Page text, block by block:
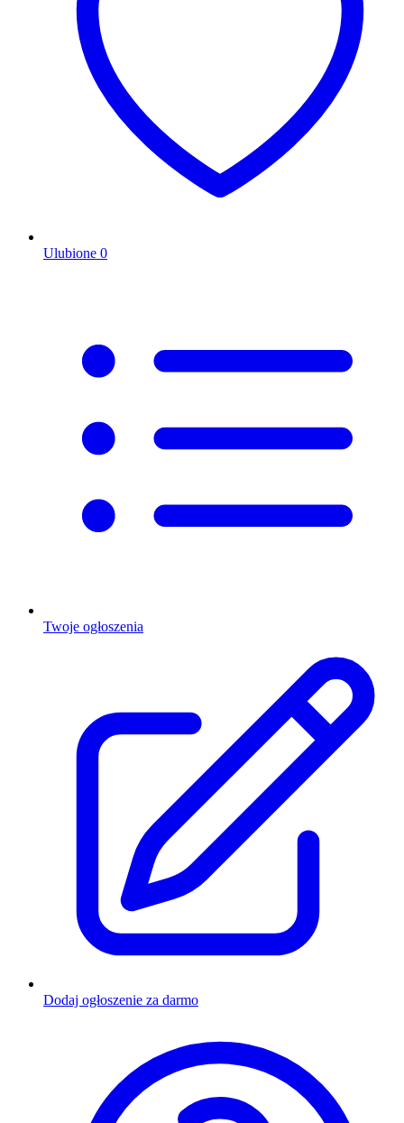
Ulubione 0
Twoje ogłoszenia
Dodaj ogłoszenie za darmo